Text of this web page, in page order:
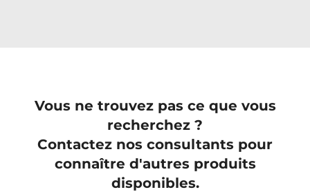
Vous ne trouvez pas ce que vous
recherchez ?
Contactez nos consultants pour
connaître d'autres produits
disponibles.